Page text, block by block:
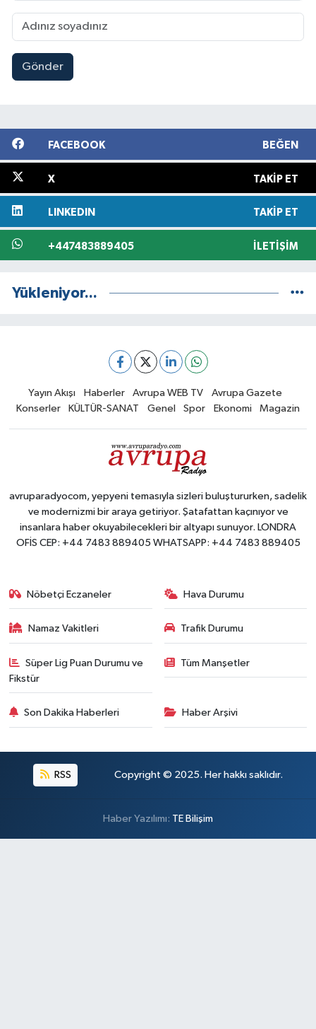
Gönder
FACEBOOK BEĞEN
X TAKIP ET
LINKEDIN TAKIP ET
+447483889405 İLETIŞIM
Yükleniyor...
Yayın Akışı Haberler Avrupa WEB TV
Avrupa Gazete
Konserler
KÜLTÜR-SANAT Genel Spor Ekonomi Magazin
avruparadyocom, yepyeni temasıyla sizleri buluştururken, sadelik
ve modernizmi bir araya getiriyor. Şatafattan kaçınıyor ve
insanlara haber okuyabilecekleri bir altyapı sunuyor. LONDRA
OFİS CEP: +44 7483 889405 WHATSAPP: +44 7483 889405
Nöbetçi Eczaneler Hava Durumu
Namaz Vakitleri Trafik Durumu
Süper Lig Puan Durumu ve
Fikstür
Tüm Manşetler
Son Dakika Haberleri Haber Arşivi
RSS Copyright © 2025. Her hakkı saklıdır.
Haber Yazılımı: TE Bilişim